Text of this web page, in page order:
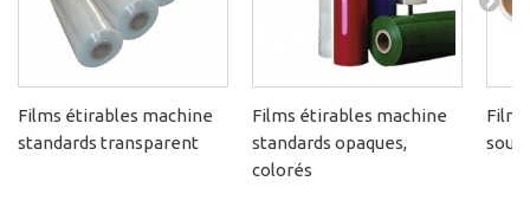
Films étirables machine
standards transparent
Films étirables machine
standards opaques,
colorés